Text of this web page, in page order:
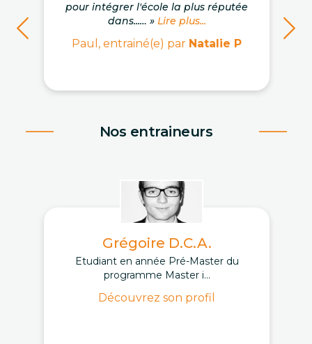
pour intégrer l'école la plus réputée
dans...… » Lire plus...
Paul, entrainé(e) par Natalie P
Nos entraineurs
Grégoire D.C.A.
Etudiant en année Pré-Master du
programme Master i...
Découvrez son profil